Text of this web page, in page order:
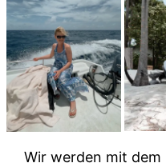
Wir werden mit